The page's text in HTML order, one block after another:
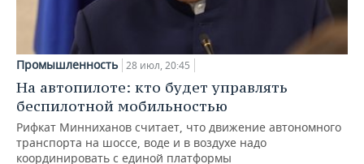
Промышленность 28 июл, 20:45
На автопилоте: кто будет управлять
беспилотной мобильностью
Рифкат Минниханов считает, что движение автономного
транспорта на шоссе, воде и в воздухе надо
координировать с единой платформы